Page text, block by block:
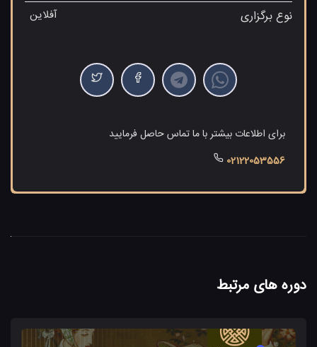
نوع برگزاری آفلاین
برای اطلاعات بیشتر با ما تماس حاصل فرمایید
02122053556
دوره های مرتبط